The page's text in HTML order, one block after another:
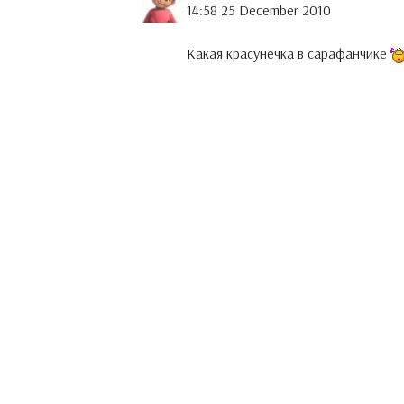
14:58 25 December 2010
Какая красунечка в сарафанчике